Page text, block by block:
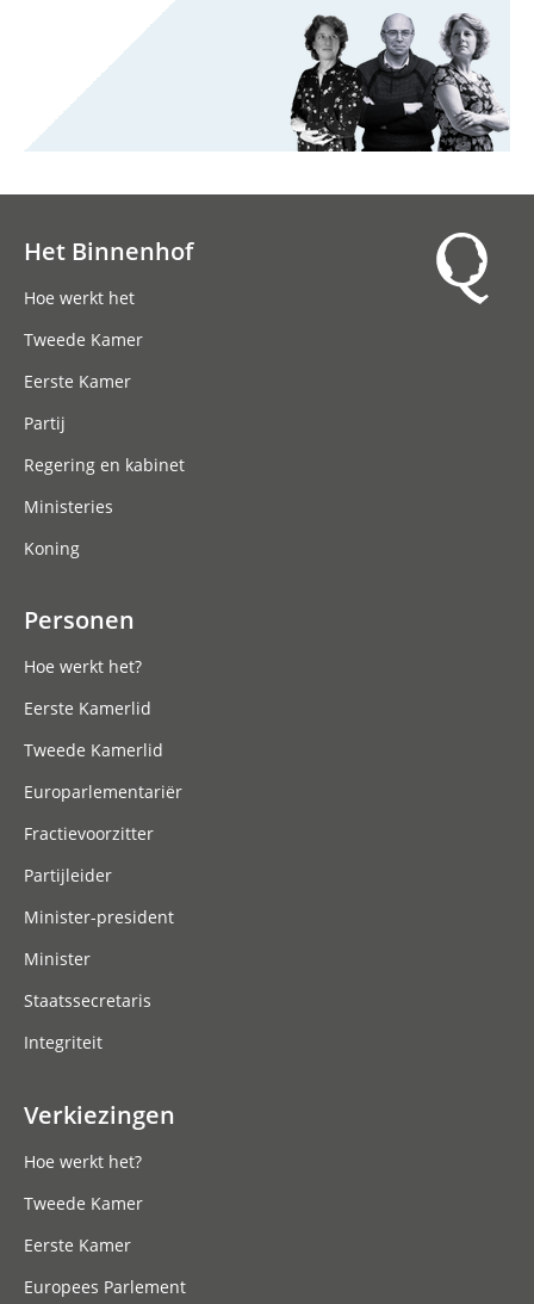
Het Binnenhof
Hoe werkt het
Tweede Kamer
Eerste Kamer
Partij
Regering en kabinet
Ministeries
Koning
Personen
Hoe werkt het?
Eerste Kamerlid
Tweede Kamerlid
Europarlementariër
Fractievoorzitter
Partijleider
Minister-president
Minister
Staatssecretaris
Integriteit
Verkiezingen
Hoe werkt het?
Tweede Kamer
Eerste Kamer
Europees Parlement